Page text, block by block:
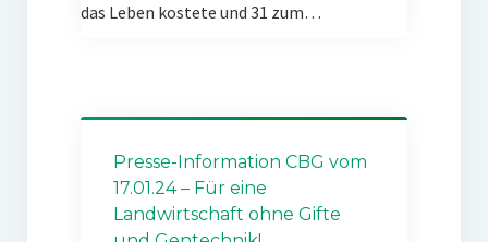
das Leben kostete und 31 zum…
Presse-Information CBG vom
17.01.24 – Für eine
Landwirtschaft ohne Gifte